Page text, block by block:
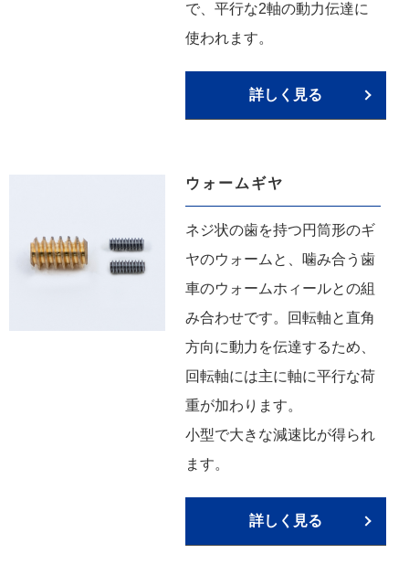
で、平行な2軸の動力伝達に
使われます。
詳しく見る
ウォームギヤ
ネジ状の歯を持つ円筒形のギ
ヤのウォームと、噛み合う歯
車のウォームホィールとの組
み合わせです。回転軸と直角
方向に動力を伝達するため、
回転軸には主に軸に平行な荷
重が加わります。
小型で大きな減速比が得られ
ます。
詳しく見る